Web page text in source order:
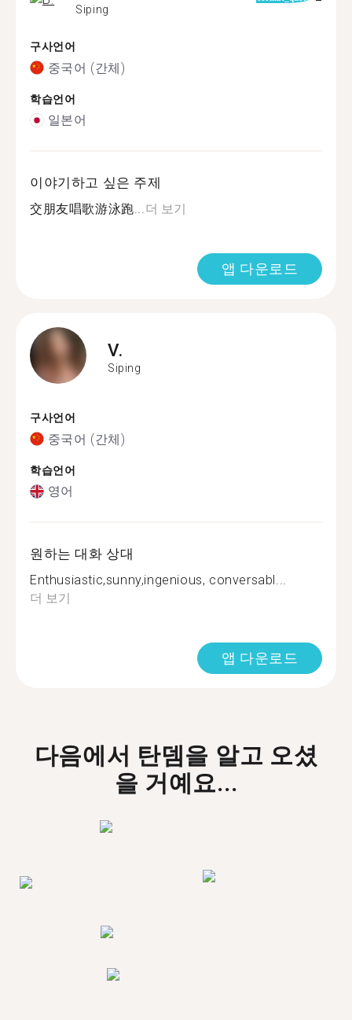
Siping
구사언어
중국어 (간체)
학습언어
일본어
이야기하고 싶은 주제
交朋友唱歌游泳跑...더 보기
앱 다운로드
V.
Siping
구사언어
중국어 (간체)
학습언어
영어
원하는 대화 상대
Enthusiastic,sunny,ingenious, conversabl...
더 보기
앱 다운로드
다음에서 탄뎀을 알고 오셨
을 거예요...